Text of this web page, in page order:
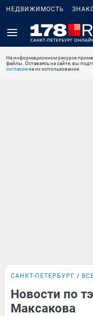
НЕДВИЖИМОСТЬ
На информационном ресурсе
файлы. Оставаясь на сайте, вы
согласиена их использование.
САНКТ-ПЕТЕРБУРГ
Новости по
Максакова